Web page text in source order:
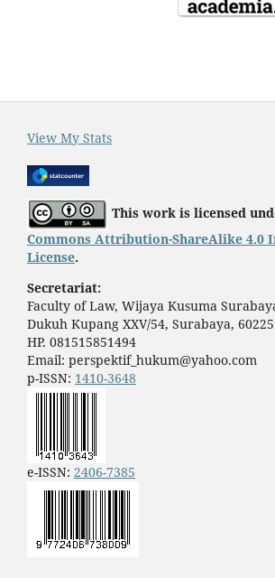
View My Stats
This work is licensed
Commons Attribution-ShareAlike 4.0
License.
Secretariat:
Faculty of Law, Wijaya Kusuma
Dukuh Kupang XXV/54, Surabaya, 60225
HP. 081515851494
Email: perspektif_hukum@yahoo.com
p-ISSN: 1410-3648
e-ISSN: 2406-7385